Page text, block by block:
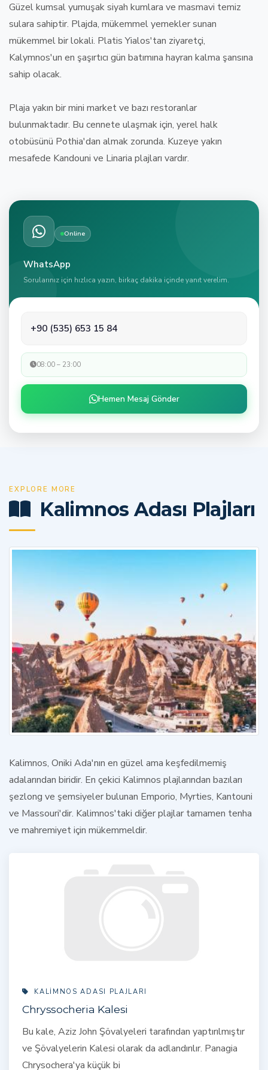
Güzel kumsal yumuşak siyah kumlara ve masmavi temiz
sulara sahiptir. Plajda, mükemmel yemekler sunan
mükemmel bir lokali. Platis Yialos'tan ziyaretçi,
Kalymnos'un en şaşırtıcı gün batımına hayran kalma şansına
sahip olacak.
Plaja yakın bir mini market ve bazı restoranlar
bulunmaktadır. Bu cennete ulaşmak için, yerel halk
otobüsünü Pothia'dan almak zorunda. Kuzeye yakın
mesafede Kandouni ve Linaria plajları vardır.
Online
WhatsApp
Sorularınız için hızlıca yazın, birkaç dakika içinde yanıt verelim.
+90 (535) 653 15 84
08:00 – 23:00
Hemen Mesaj Gönder
EXPLORE MORE
Kalimnos Adası Plajları
Kalimnos, Oniki Ada'nın en güzel ama keşfedilmemiş
adalarından biridir. En çekici Kalimnos plajlarından bazıları
şezlong ve şemsiyeler bulunan Emporio, Myrties, Kantouni
ve Massouri'dir. Kalimnos'taki diğerplajlar tamamen tenha
ve mahremiyet için mükemmeldir.
KALIMNOS ADASI PLAJLARI
Chryssocheria Kalesi
Bu kale, Aziz John Şövalyeleri tarafından yaptırılmıştır
ve Şövalyelerin Kalesi olarak da adlandırılır. Panagia
Chrysochera'ya küçük bi